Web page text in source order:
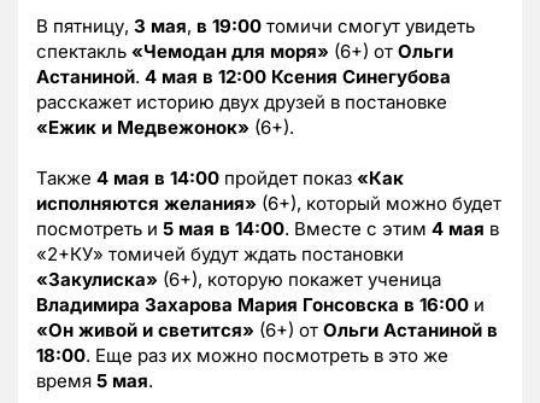
В пятницу, 3 мая, в 19:00 томичи смогут увидеть
спектакль «Чемодан для моря» (6+) от Ольги
Астаниной. 4 мая в 12:00 Ксения Синегубова
расскажет историю двух друзей в постановке
«Ежик и Медвежонок» (6+).
Также 4 мая в 14:00 пройдет показ «Как
исполняются желания» (6+), который можно будет
посмотреть и 5 мая в 14:00. Вместе с этим 4 мая в
«2+КУ» томичей будут ждать постановки
«Закулиска» (6+), которую покажет ученица
Владимира Захарова Мария Гонсовска в 16:00 и
«Он живой и светится» (6+) от Ольги Астаниной в
18:00. Еще раз их можно посмотреть в это же
время 5 мая.